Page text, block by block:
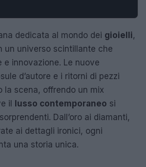
dedicata al mondo dei gioielli,
un universo scintillante che
e innovazione. Le nuove
d’autore e i ritorni di pezzi
la scena, offrendo un mix
il lusso contemporaneo si
Dall’oro ai diamanti,
ai dettagli ironici, ogni
una storia unica.